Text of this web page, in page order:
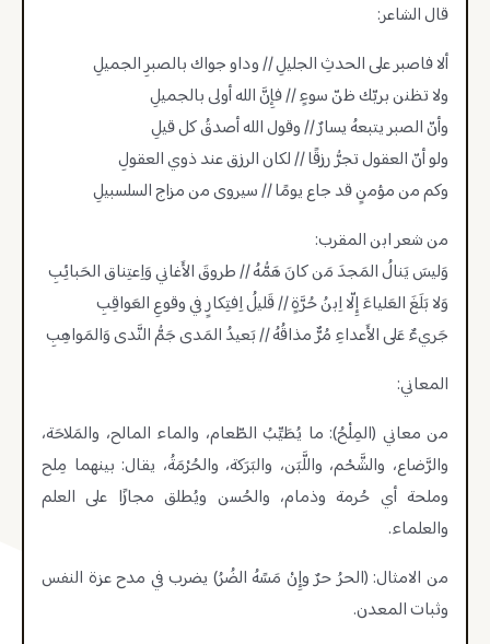
قال الشاعر:
ألا فاصبر على الحدثِ الجليلِ // وداو جواك بالصبرِ الجميلِ
ولا تظنن بربّك ظنّ سوءٍ // فإِنَّ الله أولى بالجميلِ
وأنّ الصبر يتبعهُ يسارٌ // وقول الله أصدقُ كل قيلِ
ولو أنّ العقول تجرُّ رزقًا // لكان الرزق عند ذوي العقولِ
وكم من مؤمنٍ قد جاع يومًا // سيروى من مزاج السلسبيلِ
من شعر ابن المقرب:
وَليسَ يَنالُ المَجدَ مَن كانَ هَمُّهُ // طروقَ الأَغاني وَاِعتِناق الحَبائِبِ
وَلا بَلَغَ العَلياءَ إِلّا اِبنُ حُرَّةٍ // قَليلُ اِفتِكارٍ في وقوعِ العَواقِبِ
جَريءٌ عَلى الأَعداءِ مُرٌّ مذاقُهُ // بَعيدُ المَدى جَمُّ النَّدى وَالمَواهِبِ
المعاني:
من معاني (المِلْحُ): ما يُطَيِّبُ الطّعام، والماء المالح، والمَلاحَة،
والرَّضاع، والشَّحْم، واللَّبَن، والبَرَكة، والحُرْمَةُ، يقال: بينهما مِلح
وملحة أي حُرمة وذمام، والحُسن ويُطلق مجازًا على العلم
والعلماء.
من الامثال: (الحرُ حرٌ وإِنْ مَسًهُ الضُرُ) يضرب في مدح عزة النفس
وثبات المعدن.